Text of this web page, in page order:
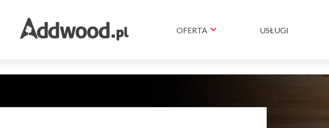
Skip
to
main
Przejdź
do
treści
Skip
to
search
Skip
to
footer
serwisu
OFERTA USŁUGI